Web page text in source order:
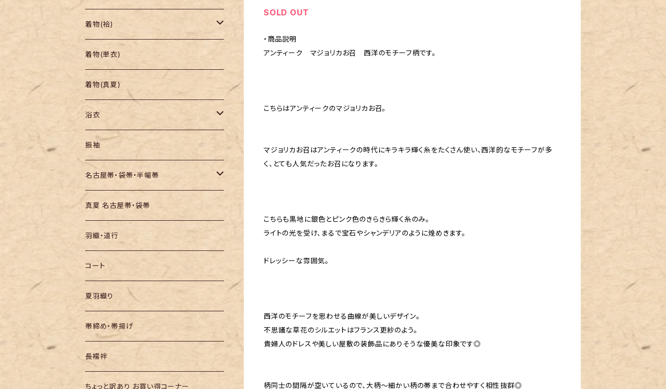
SOLD OUT
・商品説明
アンティーク マジョリカお召 西洋のモチーフ柄です。
こちらはアンティークのマジョリカお召。
マジョリカお召はアンティークの時代にキラキラ輝く糸をたくさん使い、西洋的なモチーフが多
く、とても人気だったお召になります。
こちらも黒地に銀色とピンク色のきらきら輝く糸のみ。
ライトの光を受け、まるで宝石やシャンデリアのように煌めきます。
ドレッシーな雰囲気。
西洋のモチーフを思わせる曲線が美しいデザイン。
不思議な草花のシルエットはフランス更紗のよう。
貴婦人のドレスや美しい屋敷の装飾品にありそうな優美な印象です◎
柄同士の間隔が空いているので、大柄〜細かい柄の帯まで合わせやすく相性抜群◎
着物
帯
羽織り・道行
着物(袷)
小紋
色無地・江戸小紋
紬
訪問着・付下
お召し
着物(単衣)
着物(真夏)
浴衣
セオα・ポリ
木綿・綿麻
絞りの浴衣
振袖
名古屋帯・袋帯・半幅帯
名古屋帯
袋帯
半幅帯
真夏 名古屋帯・袋帯
羽織・道行
コート
夏羽織り
帯締め・帯揚げ
長襦袢
ちょっと訳あり お買い得コーナー